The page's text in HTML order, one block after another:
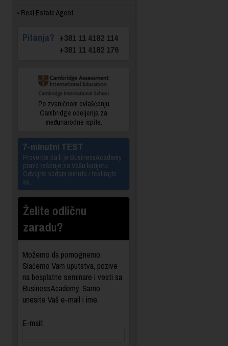
Real Estate Agent
Pitanja? +381 11 4182 114
+381 11 4182 176
Po zvaničnom ovlašćenju
Cambridge odeljenja za
međunarodne ispite.
7-minutni TEST
Proverite da li je BusinessAcademy
pravo rešenje za Vašu karijeru.
Odvojite sedam minuta i testirajte
se.
Želite odličnu
zaradu?
Možemo da pomognemo.
Slaćemo Vam uputstva, pozive
na besplatne seminare i vesti sa
BusinessAcademy. Samo
unesite Vaš e-mail i ime.
E-mail: